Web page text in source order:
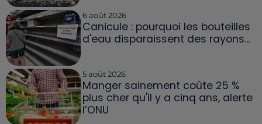
6 août 2026
Canicule : pourquoi les bouteilles
d'eau disparaissent des rayons...
5 août 2026
Manger sainement coûte 25 %
plus cher qu'il y a cinq ans, alerte
l’ONU